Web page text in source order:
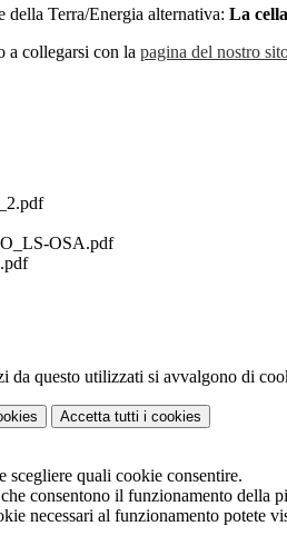
Terra/Energia alternativa: La
a collegarsi con la pagina del nostro
OSA.pdf
da questo utilizzati si avvalgono di
Accetta tutti i cookies
scegliere quali cookie consentire.
consentono il funzionamento della
necessari al funzionamento potete